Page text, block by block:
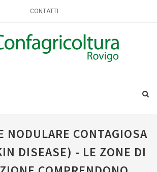
CONTATTI
NODULARE CONTAGIOSA
DISEASE) - LE ZONE DI